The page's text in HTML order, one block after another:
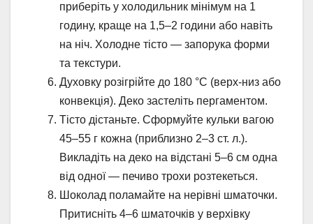
приберіть у холодильник мінімум на 1
годину, краще на 1,5–2 години або навіть
на ніч. Холодне тісто — запорука форми
та текстури.
Духовку розігрійте до 180 °C (верх-низ або
конвекція). Деко застеліть пергаментом.
Тісто дістаньте. Сформуйте кульки вагою
45–55 г кожна (приблизно 2–3 ст. л.).
Викладіть на деко на відстані 5–6 см одна
від одної — печиво трохи розтекеться.
Шоколад поламайте на нерівні шматочки.
Притисніть 4–6 шматочків у верхівку